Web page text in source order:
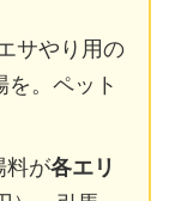
サやり用の
。ペット
料が各エリ